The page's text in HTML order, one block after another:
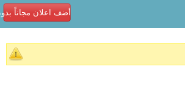
أضف اعلان مجاناً